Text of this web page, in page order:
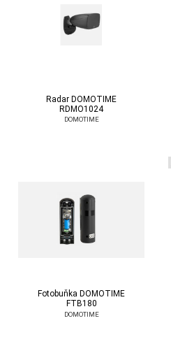
Radar DOMOTIME
RDMO1024
DOMOTIME
Fotobuňka DOMOTIME
FTB180
DOMOTIME